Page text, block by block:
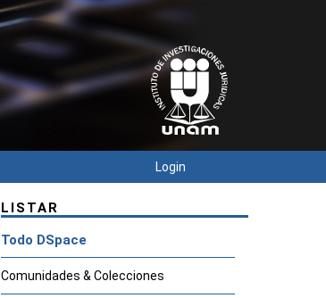
Login
LISTAR
Todo DSpace
Comunidades & Colecciones